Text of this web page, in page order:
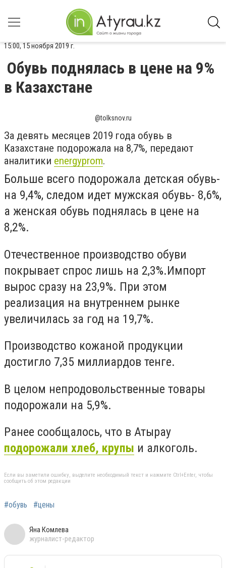
15:00, 15 ноября 2019 г.
Обувь поднялась в цене на 9%
в Казахстане
@tolksnov.ru
За девять месяцев 2019 года обувь в
Казахстане подорожала на 8,7%, передают
аналитики energyprom.
Больше всего подорожала детская обувь-
на 9,4%, следом идет мужская обувь- 8,6%,
а женская обувь поднялась в цене на
8,2%.
Отечественное производство обуви
покрывает спрос лишь на 2,3%.Импорт
вырос сразу на 23,9%. При этом
реализация на внутреннем рынке
увеличилась за год на 19,7%.
Производство кожаной продукции
достигло 7,35 миллиардов тенге.
В целом непродовольственные товары
подорожали на 5,9%.
Ранее сообщалось, что в Атырау
подорожали хлеб, крупы и алкоголь.
Если вы заметили ошибку, выделите необходимый текст и нажмите Ctrl+Enter, чтобы
сообщить об этом редакции
#обувь #цены
Яна Комлева
журналист-редактор